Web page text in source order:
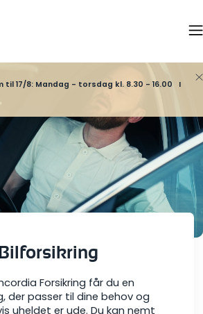
17/8: Mandag - torsdag kl. 8.30 - 16.00 I
Bilforsikring
Forsikring får du en
der passer til dine behov og
uheldet er ude. Du kan nemt